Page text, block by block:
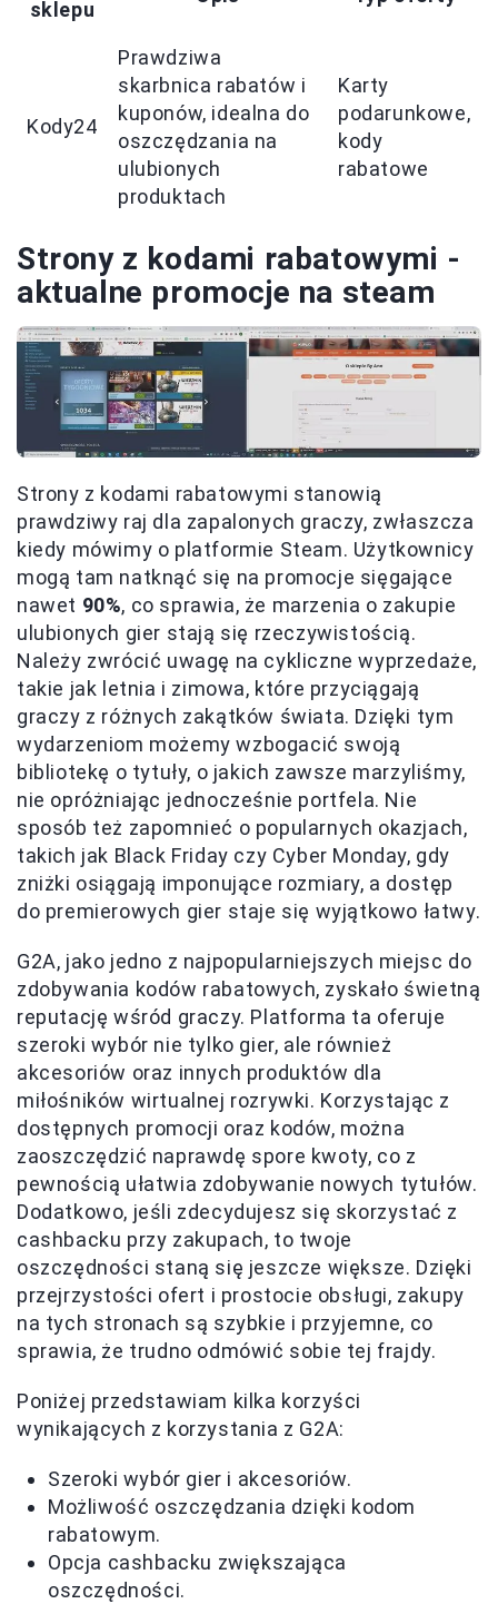
sklepu
Kody24
Prawdziwa
skarbnica rabatów i
kuponów, idealna do
oszczędzania na
ulubionych
produktach
Karty
podarunkowe,
kody
rabatowe
Strony z kodami rabatowymi -
aktualne promocje na steam
Strony z kodami rabatowymi stanowią
prawdziwy raj dla zapalonych graczy, zwłaszcza
kiedy mówimy o platformie Steam. Użytkownicy
mogą tam natknąć się na promocje sięgające
nawet 90%, co sprawia, że marzenia o zakupie
ulubionych gier stają się rzeczywistością.
Należy zwrócić uwagę na cykliczne wyprzedaże,
takie jak letnia i zimowa, które przyciągają
graczy z różnych zakątków świata. Dzięki tym
wydarzeniom możemy wzbogacić swoją
bibliotekę o tytuły, o jakich zawsze marzyliśmy,
nie opróżniając jednocześnie portfela. Nie
sposób też zapomnieć o popularnych okazjach,
takich jak Black Friday czy Cyber Monday, gdy
zniżki osiągają imponujące rozmiary, a dostęp
do premierowych gier staje się wyjątkowo łatwy.
G2A, jako jedno z najpopularniejszych miejsc do
zdobywania kodów rabatowych, zyskało świetną
reputację wśród graczy. Platforma ta oferuje
szeroki wybór nie tylko gier, ale również
akcesoriów oraz innych produktów dla
miłośników wirtualnej rozrywki. Korzystając z
dostępnych promocji oraz kodów, można
zaoszczędzić naprawdę spore kwoty, co z
pewnością ułatwia zdobywanie nowych tytułów.
Dodatkowo, jeśli zdecydujesz się skorzystać z
cashbacku przy zakupach, to twoje
oszczędności staną się jeszcze większe. Dzięki
przejrzystości ofert i prostocie obsługi, zakupy
na tych stronach są szybkie i przyjemne, co
sprawia, że trudno odmówić sobie tej frajdy.
Poniżej przedstawiam kilka korzyści
wynikających z korzystania z G2A:
Szeroki wybór gier i akcesoriów.
Możliwość oszczędzania dzięki kodom
rabatowym.
Opcja cashbacku zwiększająca
oszczędności.